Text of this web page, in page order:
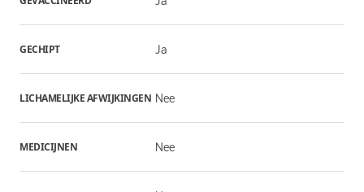
GECHIPT Ja
LICHAMELIJKE AFWIJKINGEN Nee
MEDICIJNEN Nee